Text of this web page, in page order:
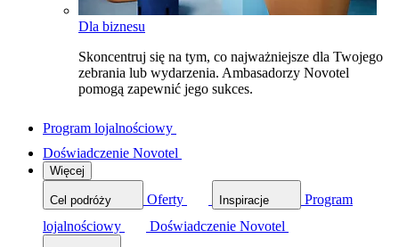
Dla biznesu
Skoncentruj się na tym, co najważniejsze dla Twojego
zebrania lub wydarzenia. Ambasadorzy Novotel
pomogą zapewnić jego sukces.
Program lojalnościowy
Doświadczenie Novotel
Więcej
Cel podróży Oferty Inspiracje
Program
lojalnościowy
Doświadczenie Novotel